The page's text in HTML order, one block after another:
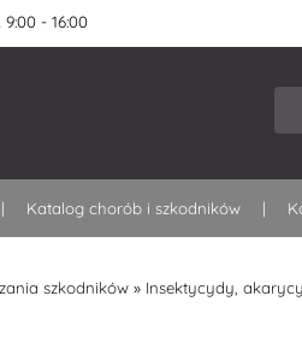
9:00 - 16:00
Katalog chorób i szkodników
szkodników » Insektycydy,